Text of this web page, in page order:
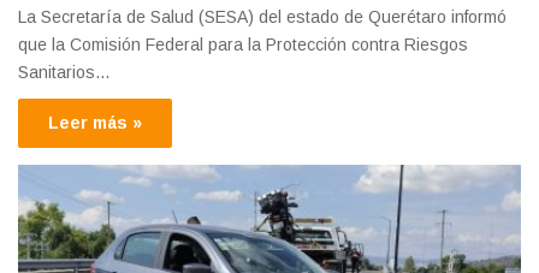
La Secretaría de Salud (SESA) del estado de Querétaro informó
que la Comisión Federal para la Protección contra Riesgos
Sanitarios…
Leer más »